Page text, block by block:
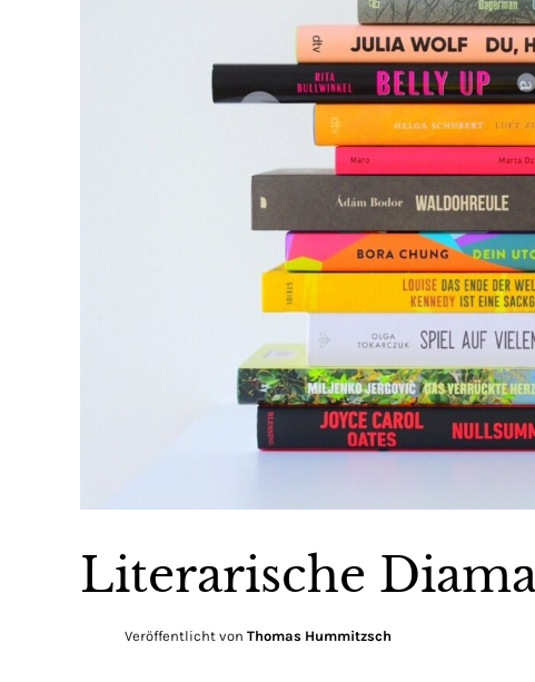
Literarische
Veröffentlicht von Thomas Hummitzsch